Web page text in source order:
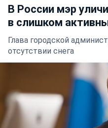
В России мэр
в слишком
Глава городской
отсутствии снега